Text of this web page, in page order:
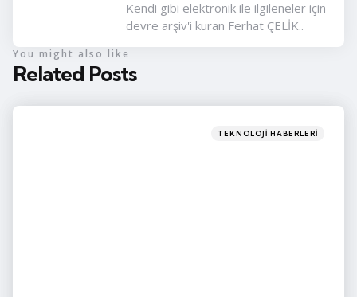
Kendi gibi elektronik ile ilgileneler için
devre arşiv'i kuran Ferhat ÇELİK..
Related Posts
You might also like
Categories
Posted
TEKNOLOJI HABERLERI